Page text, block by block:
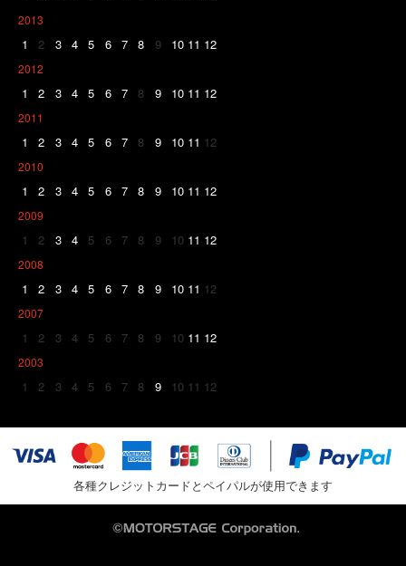
2013
1 2 3 4 5 6 7 8 9 10 11 12
2012
1 2 3 4 5 6 7 8 9 10 11 12
2011
1 2 3 4 5 6 7 8 9 10 11 12
2010
1 2 3 4 5 6 7 8 9 10 11 12
2009
1 2 3 4 5 6 7 8 9 10 11 12
2008
1 2 3 4 5 6 7 8 9 10 11 12
2007
1 2 3 4 5 6 7 8 9 10 11 12
2003
1 2 3 4 5 6 7 8 9 10 11 12
各種クレジットカードとペイパルが使用できます